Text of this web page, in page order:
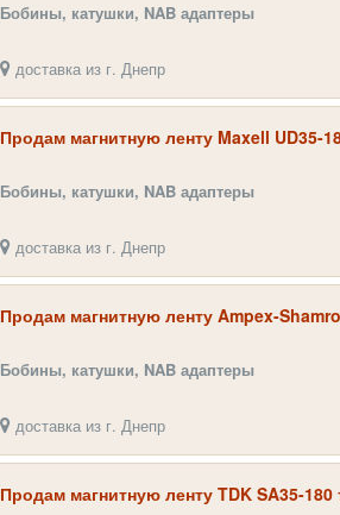
Бобины, катушки, NAB адаптеры
доставка из г. Днепр
Продам магнитную ленту Maxell UD35-
Бобины, катушки, NAB адаптеры
доставка из г. Днепр
Продам магнитную ленту Ampex-
Бобины, катушки, NAB адаптеры
доставка из г. Днепр
Продам магнитную ленту TDK SA35-180